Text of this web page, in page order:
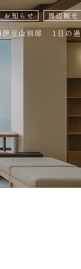
お知らせ 周辺観光
豆山別邸 1日の